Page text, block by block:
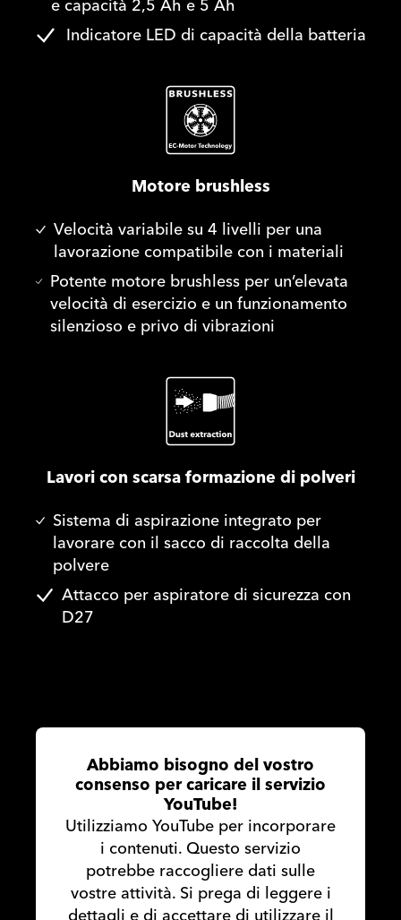
e capacità 2,5 Ah e 5 Ah
Indicatore LED di capacità della batteria
Motore brushless
Velocità variabile su 4 livelli per una
lavorazione compatibile con i materiali
Potente motore brushless per un’elevata
velocità di esercizio e un funzionamento
silenzioso e privo di vibrazioni
Lavori con scarsa formazione di polveri
Sistema di aspirazione integrato per
lavorare con il sacco di raccolta della
polvere
Attacco per aspiratore di sicurezza con
D27
Abbiamo bisogno del vostro
consenso per caricare il servizio
YouTube!
Utilizziamo YouTube per incorporare
i contenuti. Questo servizio
potrebbe raccogliere dati sulle
vostre attività. Si prega di leggere i